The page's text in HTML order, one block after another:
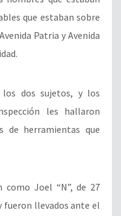
que estaban sobre
Patria y Avenida
los dos sujetos, y los
les hallaron
de herramientas que
como Joel “N”, de 27
fueron llevados ante el